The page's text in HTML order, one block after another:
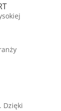
Dzięki